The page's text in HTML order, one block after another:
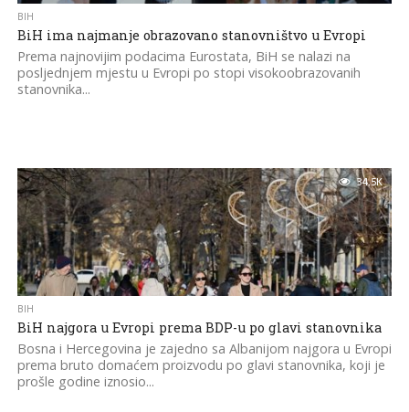
BIH
BiH ima najmanje obrazovano stanovništvo u Evropi
Prema najnovijim podacima Eurostata, BiH se nalazi na
posljednjem mjestu u Evropi po stopi visokoobrazovanih
stanovnika...
34.5K
BIH
BiH najgora u Evropi prema BDP-u po glavi stanovnika
Bosna i Hercegovina je zajedno sa Albanijom najgora u Evropi
prema bruto domaćem proizvodu po glavi stanovnika, koji je
prošle godine iznosio...